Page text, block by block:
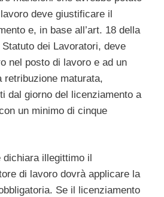
deve giustificare il
e, in base all’art. 18 della
dei Lavoratori, deve
nel posto di lavoro e ad un
retribuzione maturata,
dal giorno del licenziamento a
un minimo di cinque
illegittimo il
di lavoro dovrà applicare la
Se il licenziamento